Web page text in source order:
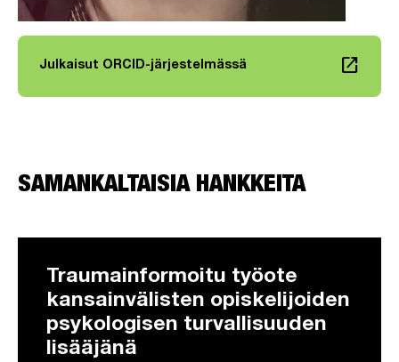
Julkaisut ORCID-järjestelmässä
Linkki avautuu uuteen välilehteen launch
SAMANKALTAISIA HANKKEITA
Traumainformoitu työote
kansainvälisten opiskelijoiden
psykologisen turvallisuuden
lisääjänä